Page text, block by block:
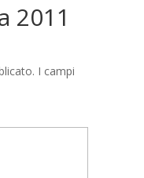
2011
I campi